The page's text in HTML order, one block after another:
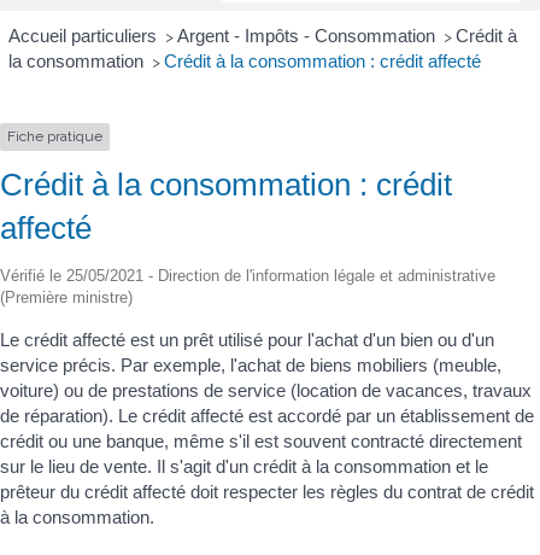
Accueil particuliers > Argent - Impôts - Consommation > Crédit à
la consommation > Crédit à la consommation : crédit affecté
Fiche pratique
Crédit à la consommation : crédit
affecté
Vérifié le 25/05/2021 - Direction de l'information légale et administrative
(Première ministre)
Le crédit affecté est un prêt utilisé pour l'achat d'un bien ou d'un
service précis. Par exemple, l'achat de biens mobiliers (meuble,
voiture) ou de prestations de service (location de vacances, travaux
de réparation). Le crédit affecté est accordé par un établissement de
crédit ou une banque, même s'il est souvent contracté directement
sur le lieu de vente. Il s'agit d'un crédit à la consommation et le
prêteur du crédit affecté doit respecter les règles du contrat de crédit
à la consommation.